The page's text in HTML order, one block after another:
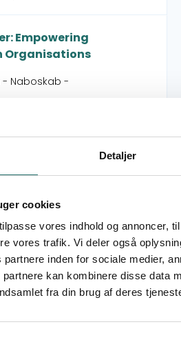
Detaljer
cookies
vores indhold og annoncer,
vores trafik. Vi deler også
inden for sociale medier,
kan kombinere disse data
fra din brug af deres
Empowering
Organisations
- Naboskab -
kl. 10-14 på: